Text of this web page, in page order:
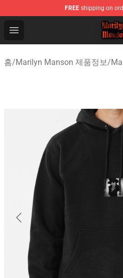
FREE shipping on
Open menu
Marilyn Manson Shop -
홈/Marilyn Manson 제품정보/